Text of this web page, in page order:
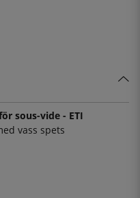
sous-vide - ETI
vass spets